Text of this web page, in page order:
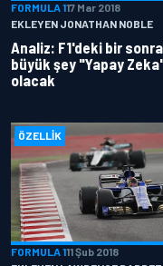
FORMULA 117 Mar 2018
EKLEYEN JONATHAN NOBLE
Analiz: F1'deki bir
büyük şey "Yapay
olacak
ÖZELLIK
FORMULA 111 Şub 2018